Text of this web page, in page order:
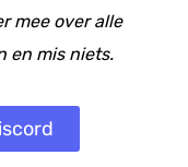
mee over alle
en mis niets.